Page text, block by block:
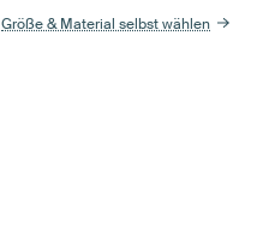
Größe & Material selbst wählen